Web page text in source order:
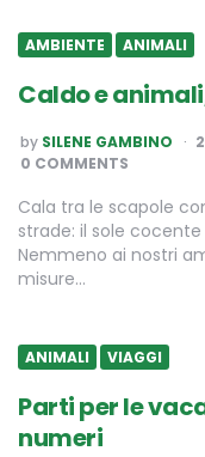
AMBIENTE ANIMALI
Caldo e
POSTED
BY
by SILENE GAMBINO
0 COMMENTS
Cala tra le scapole
strade: il sole
Nemmeno ai nostri
misure…
ANIMALI VIAGGI
Parti per le
numeri